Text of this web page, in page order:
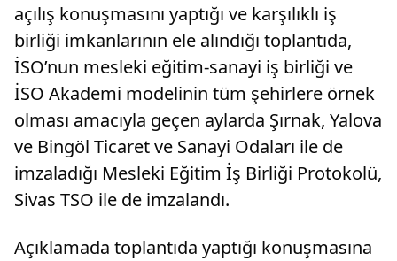
açılış konuşmasını yaptığı ve karşılıklı iş
birliği imkanlarının ele alındığı toplantıda,
İSO’nun mesleki eğitim-sanayi iş birliği ve
İSO Akademi modelinin tüm şehirlere örnek
olması amacıyla geçen aylarda Şırnak, Yalova
ve Bingöl Ticaret ve Sanayi Odaları ile de
imzaladığı Mesleki Eğitim İş Birliği Protokolü,
Sivas TSO ile de imzalandı.
Açıklamada toplantıda yaptığı konuşmasına